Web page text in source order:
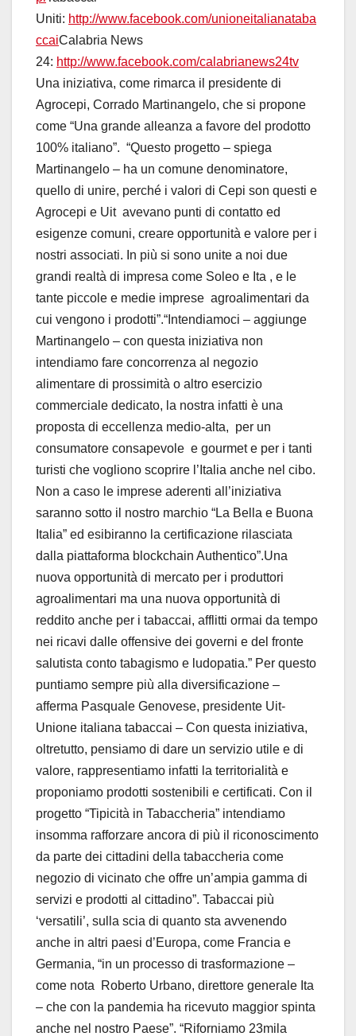
Uniti: http://www.facebook.com/unioneitalianataba
ccaiCalabria News
24: http://www.facebook.com/calabrianews24tv
Una iniziativa, come rimarca il presidente di
Agrocepi, Corrado Martinangelo, che si propone
come “Una grande alleanza a favore del prodotto
100% italiano”. “Questo progetto – spiega
Martinangelo – ha un comune denominatore,
quello di unire, perché i valori di Cepi son questi e
Agrocepi e Uit avevano punti di contatto ed
esigenze comuni, creare opportunità e valore per i
nostri associati. In più si sono unite a noi due
grandi realtà di impresa come Soleo e Ita , e le
tante piccole e medie imprese agroalimentari da
cui vengono i prodotti”.“Intendiamoci – aggiunge
Martinangelo – con questa iniziativa non
intendiamo fare concorrenza al negozio
alimentare di prossimità o altro esercizio
commerciale dedicato, la nostra infatti è una
proposta di eccellenza medio-alta, per un
consumatore consapevole e gourmet e per i tanti
turisti che vogliono scoprire l’Italia anche nel cibo.
Non a caso le imprese aderenti all’iniziativa
saranno sotto il nostro marchio “La Bella e Buona
Italia” ed esibiranno la certificazione rilasciata
dalla piattaforma blockchain Authentico”.Una
nuova opportunità di mercato per i produttori
agroalimentari ma una nuova opportunità di
reddito anche per i tabaccai, afflitti ormai da tempo
nei ricavi dalle offensive dei governi e del fronte
salutista conto tabagismo e ludopatia.” Per questo
puntiamo sempre più alla diversificazione –
afferma Pasquale Genovese, presidente Uit-
Unione italiana tabaccai – Con questa iniziativa,
oltretutto, pensiamo di dare un servizio utile e di
valore, rappresentiamo infatti la territorialità e
proponiamo prodotti sostenibili e certificati. Con il
progetto “Tipicità in Tabaccheria” intendiamo
insomma rafforzare ancora di più il riconoscimento
da parte dei cittadini della tabaccheria come
negozio di vicinato che offre un’ampia gamma di
servizi e prodotti al cittadino”. Tabaccai più
‘versatili’, sulla scia di quanto sta avvenendo
anche in altri paesi d’Europa, come Francia e
Germania, “in un processo di trasformazione –
come nota Roberto Urbano, direttore generale Ita
– che con la pandemia ha ricevuto maggior spinta
anche nel nostro Paese”. “Riforniamo 23mila